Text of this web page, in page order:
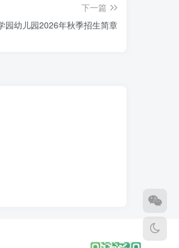
志愿。
下一篇
园幼儿园2026年秋季招生简章